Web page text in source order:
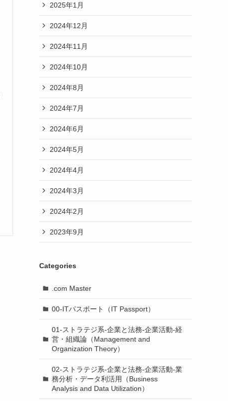
2025年1月
2024年12月
2024年11月
2024年10月
2024年8月
2024年7月
2024年6月
2024年5月
2024年4月
2024年3月
2024年2月
2023年9月
Categories
.com Master
00-ITパスポート（IT Passport）
01-ストラテジ系-企業と法務-企業活動-経
営・組織論（Management and
Organization Theory）
02-ストラテジ系-企業と法務-企業活動-業
務分析・データ利活用（Business
Analysis and Data Utilization）